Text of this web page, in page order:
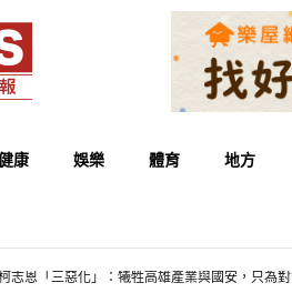
康 娛樂 體育 地方
志恩「三惡化」：犧牲高雄產業與國安，只為